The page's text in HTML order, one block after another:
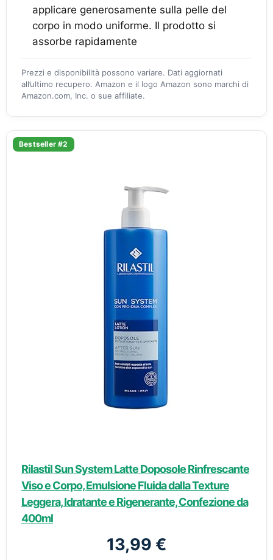
applicare generosamente sulla pelle del
corpo in modo uniforme. Il prodotto si
assorbe rapidamente
Prezzi e disponibilità possono variare. Dati aggiornati
all’ultimo recupero. Amazon e il logo Amazon sono marchi di
Amazon.com, Inc. o sue affiliate.
Bestseller #2
Rilastil Sun System Latte Doposole Rinfrescante
Viso e Corpo, Emulsione Fluida dalla Texture
Leggera, Idratante e Rigenerante, Confezione da
400ml
13,99 €